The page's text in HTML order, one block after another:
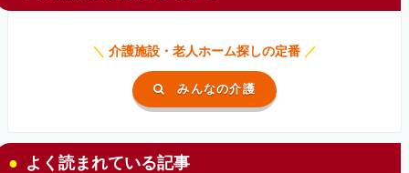
＼ 介護施設・老人ホーム探しの定番 ／
みんなの介護
よく読まれている記事